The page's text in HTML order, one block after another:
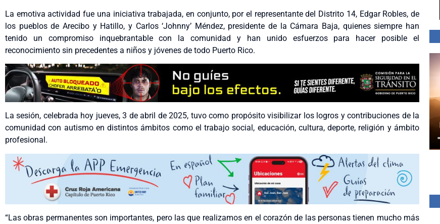
La emotiva actividad fue una iniciativa trabajada, en conjunto, por el representante del Distrito 14, Edgar Robles, de
los pueblos de Arecibo y Hatillo, y Carlos ‘Johnny’ Méndez, presidente de la Cámara Baja, quienes siempre han
tenido un compromiso inquebrantable con la comunidad y han unido esfuerzos para hacer posible el
reconocimiento sin precedentes a niños y jóvenes de todo Puerto Rico.
La sesión, celebrada hoy jueves, 3 de abril de 2025, tuvo como propósito visibilizar los logros y contribuciones de la
comunidad con autismo en distintos ámbitos como el trabajo social, educación, cultura, deporte, religión y ámbito
profesional.
“Las obras permanentes son importantes, pero las que realizamos en el corazón de las personas tienen mucho más